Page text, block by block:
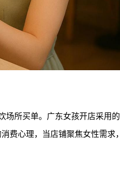
场所买单。广东女孩开店采用的
费心理，当店铺聚焦女性需求，